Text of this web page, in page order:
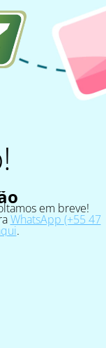
em breve!
WhatsApp (+55 47
.